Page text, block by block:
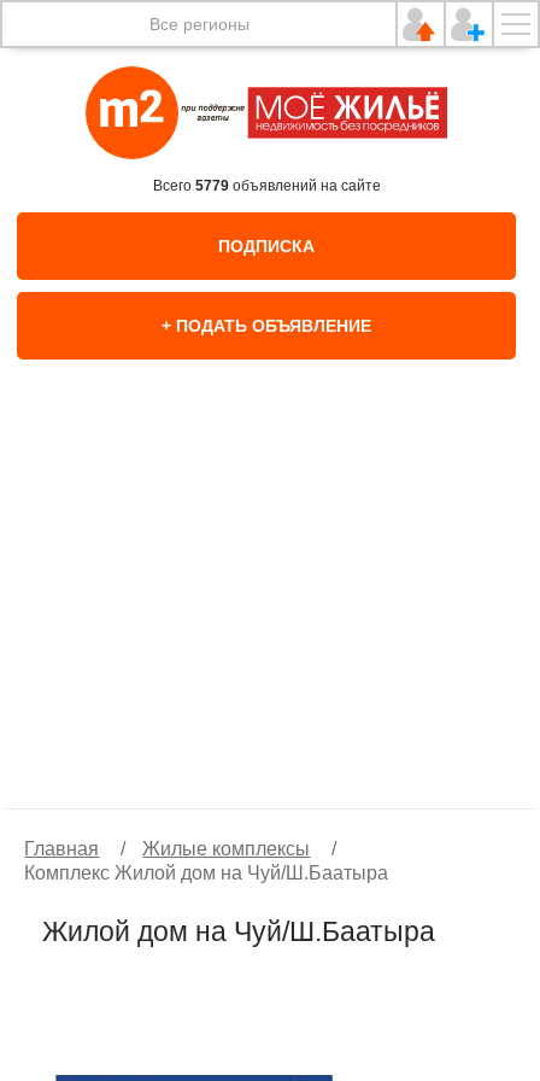
Все регионы
Всего 5779объявлений на сайте
ПОДПИСКА
+ ПОДАТЬ ОБЪЯВЛЕНИЕ
Главная / Жилые комплексы
/
Комплекс Жилой дом на Чуй/Ш.Баатыра
Жилой дом на Чуй/Ш.Баатыра